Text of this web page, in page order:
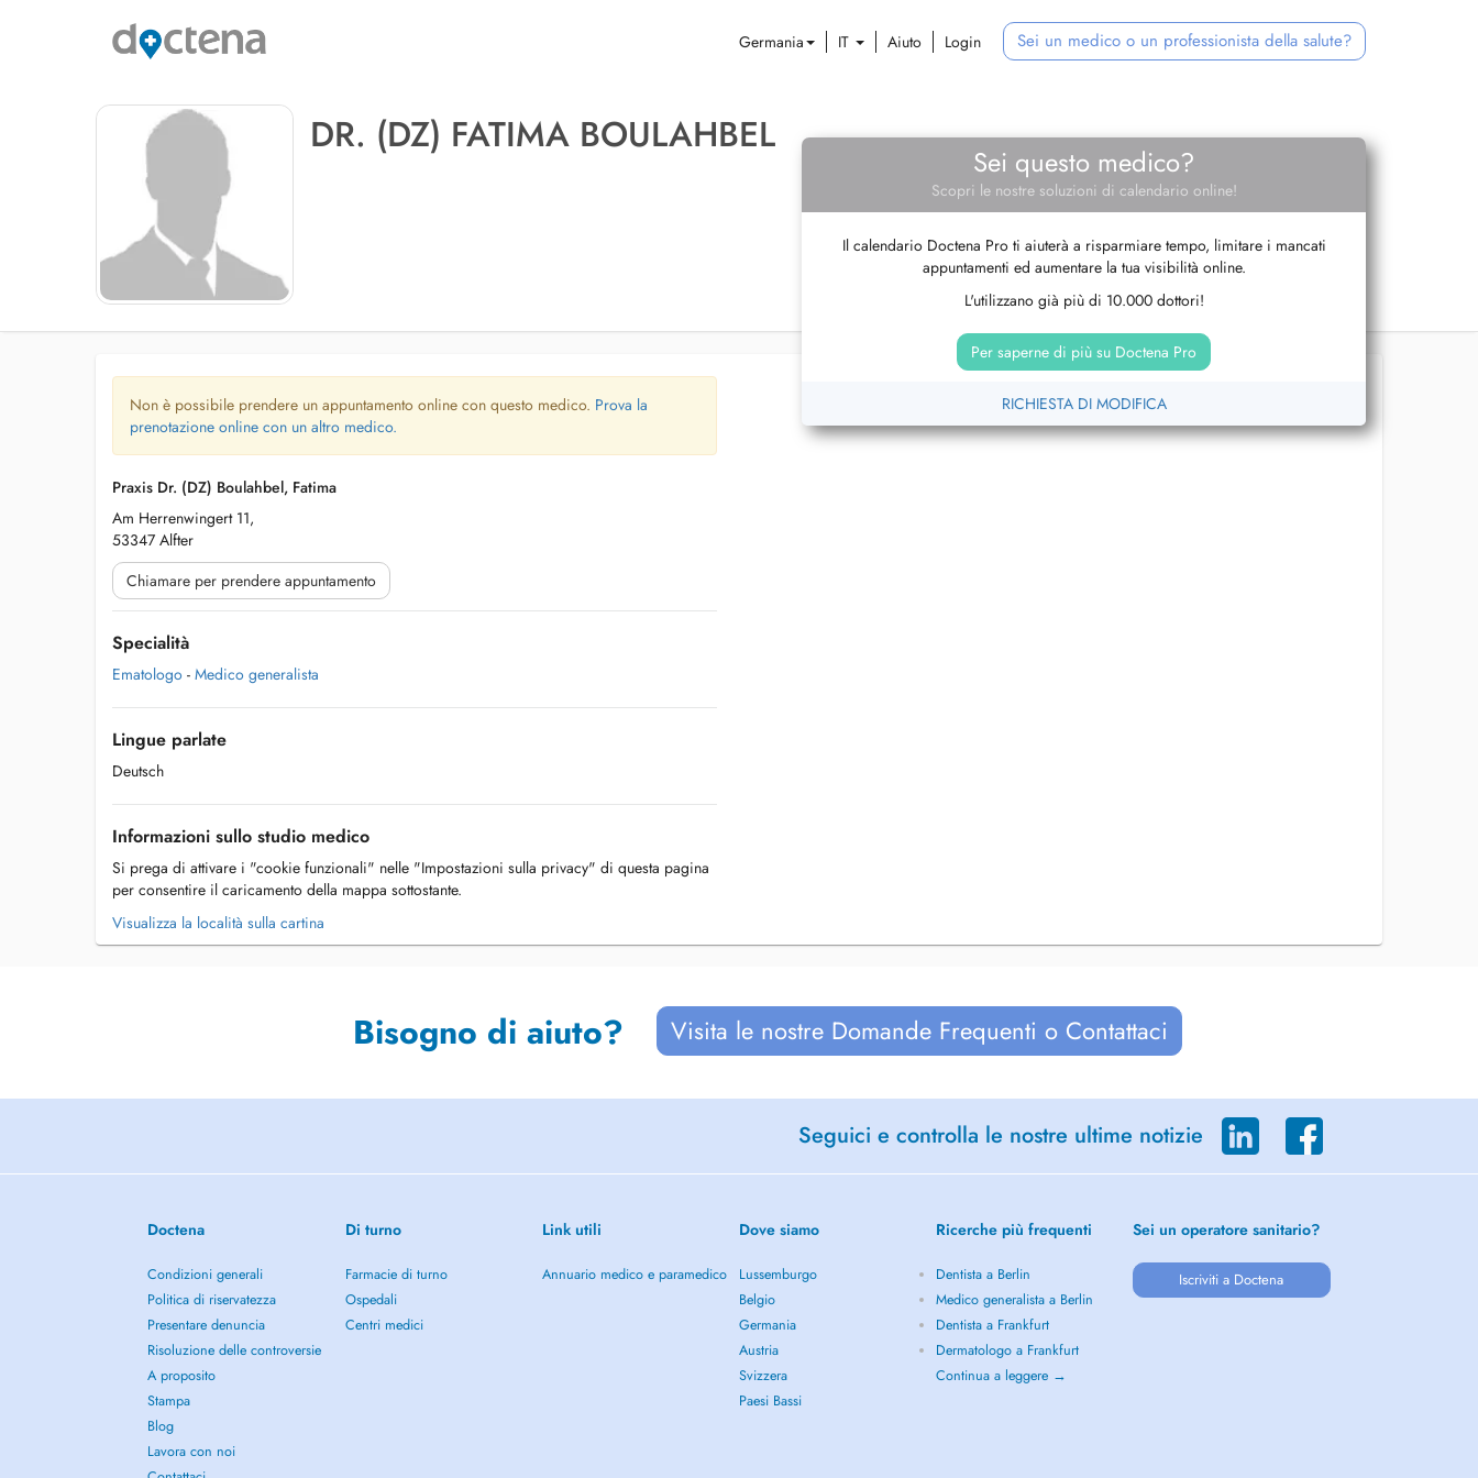
Germania IT Aiuto Login Sei un medico o un professionista della salute?
DR. (DZ) FATIMA BOULAHBEL
Sei questo medico?
Scopri le nostre soluzioni di calendario online!
Il calendario Doctena Pro ti aiuterà a risparmiare tempo, limitare i mancati
appuntamenti ed aumentare la tua visibilità online.
L'utilizzano già più di 10.000 dottori!
Per saperne di più su Doctena Pro
RICHIESTA DI MODIFICA
Non è possibile prendere un appuntamento online con questo medico. Prova la
prenotazione online con un altro medico.
Praxis Dr. (DZ) Boulahbel, Fatima
Am Herrenwingert 11,
53347 Alfter
Chiamare per prendere appuntamento
Specialità
Ematologo - Medico generalista
Lingue parlate
Deutsch
Informazioni sullo studio medico
Si prega di attivare i "cookie funzionali" nelle "Impostazioni sulla privacy" di questa pagina
per consentire il caricamento della mappa sottostante.
Visualizza la località sulla cartina
Bisogno di aiuto? Visita le nostre Domande Frequenti o Contattaci
Seguici e controlla le nostre ultime notizie
Doctena
Condizioni generali
Politica di riservatezza
Presentare denuncia
Risoluzione delle controversie
A proposito
Stampa
Blog
Lavora con noi
Di turno
Farmacie di turno
Ospedali
Centri medici
Link utili
Annuario medico e paramedico
Dove siamo
Lussemburgo
Belgio
Germania
Austria
Svizzera
Paesi Bassi
Ricerche più frequenti
Dentista a Berlin
Medico generalista a Berlin
Dentista a Frankfurt
Dermatologo a Frankfurt
Continua a leggere →
Sei un operatore sanitario?
Iscriviti a Doctena